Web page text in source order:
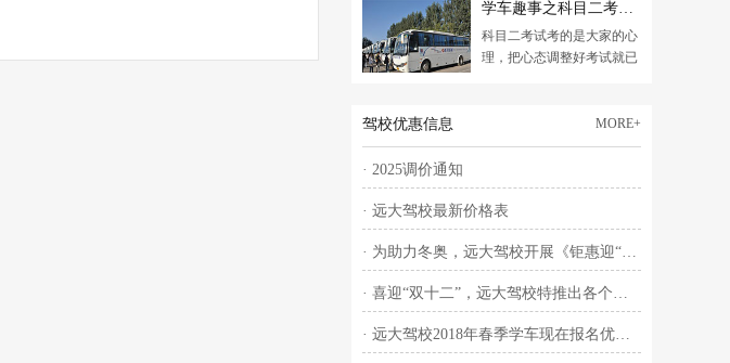
墨黑的学员，顶着30多度的
太阳努力奋斗的学车。
学车趣事之科目二考试倒车入库
科目二考试考的是大家的心
理，把心态调整好考试就已
驾校优惠信息 MORE+
· 2025调价通知
· 远大驾校最新价格表
· 为助力冬奥，远大驾校开展《钜惠迎“冬奥”，百万豪礼大放送！！！》主题活动
· 喜迎“双十二”，远大驾校特推出各个班型“直降400”优惠大酬宾活动
· 远大驾校2018年春季学车现在报名优惠300元